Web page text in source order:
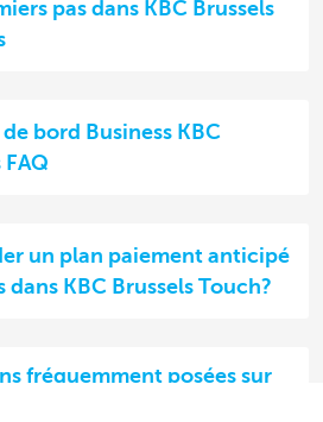
pas dans KBC Brussels
bord Business KBC
FAQ
un plan paiement anticipé
KBC Brussels Touch?
fréquemment posées sur